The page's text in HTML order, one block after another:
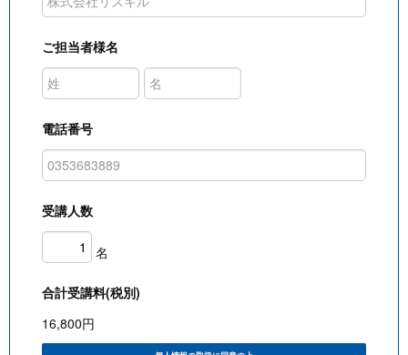
ご担当者様名
電話番号
受講人数
名
合計受講料(税別)
16,800円